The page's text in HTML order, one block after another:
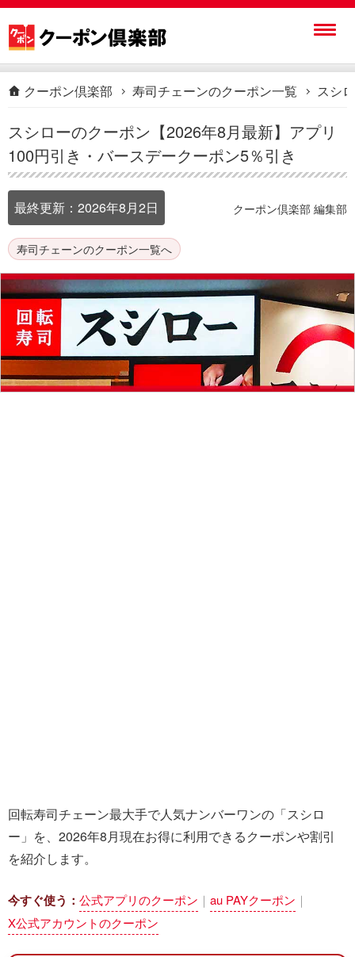
クーポン倶楽部 寿司チェーンのクーポン一覧 スシ
スシローのクーポン【2026年8月最新】アプリ
100円引き・バースデークーポン5％引き
最終更新： 2026年8月2日 クーポン倶楽部 編集部
寿司チェーンのクーポン一覧へ
回転寿司チェーン最大手で人気ナンバーワンの「スシロ
ー」を、2026年8月現在お得に利用できるクーポンや割引
を紹介します。
今すぐ使う： 公式アプリのクーポン ｜ au PAYクーポン ｜
X公式アカウントのクーポン